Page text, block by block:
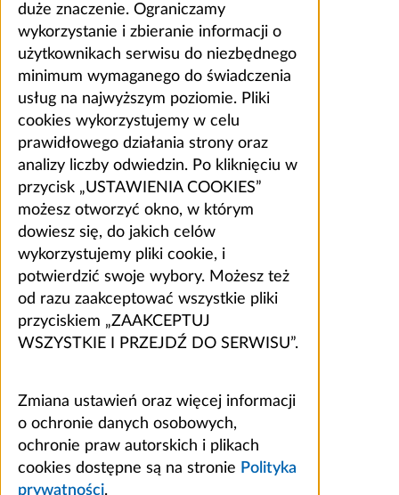
duże znaczenie. Ograniczamy
wykorzystanie i zbieranie informacji o
użytkownikach serwisu do niezbędnego
minimum wymaganego do świadczenia
usług na najwyższym poziomie. Pliki
cookies wykorzystujemy w celu
prawidłowego działania strony oraz
analizy liczby odwiedzin. Po kliknięciu w
przycisk „USTAWIENIA COOKIES”
możesz otworzyć okno, w którym
dowiesz się, do jakich celów
wykorzystujemy pliki cookie, i
potwierdzić swoje wybory. Możesz też
od razu zaakceptować wszystkie pliki
przyciskiem „ZAAKCEPTUJ
WSZYSTKIE I PRZEJDŹ DO SERWISU”.
Zmiana ustawień oraz więcej informacji
o ochronie danych osobowych,
ochronie praw autorskich i plikach
cookies dostępne są na stronie Polityka
prywatności.